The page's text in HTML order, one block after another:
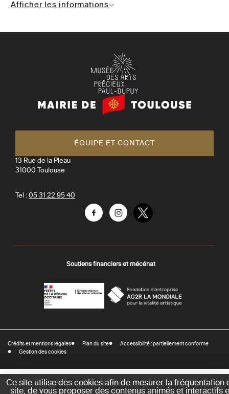
Ce site utilise des cookies afin de mesurer la fréquentation
site, de vous proposer des contenus animés et interactifs
Afficher les informations
Mairie
de
ÉQUIPE ET CONTACT
13 Rue de la Pleau
31000
Toulouse
Tel : 05 31 22 95 40
FacebookInstagramTwitter
Soutiens financiers et mécénat
-
régionale
des
affaires
Crédits et mentions légales Plan du site
Accessibilité : partiellement conforme
Gestion des cookies